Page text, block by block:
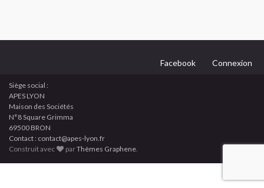
Facebook Connexion
Siège social :
APES LYON
Maison des Sociétés
N°8 Square Grimma
69500 BRON
Contact : contact@apes-lyon.fr
Construit avec
parThèmes Graphene.